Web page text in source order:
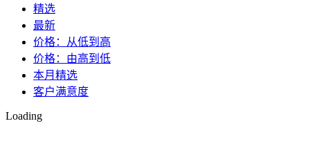
精选
最新
价格：从低到高
价格：由高到低
本月精选
客户满意度
Loading